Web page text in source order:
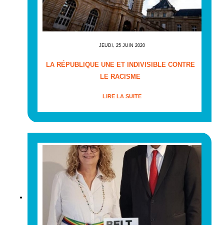
JEUDI, 25 JUIN 2020
LA RÉPUBLIQUE UNE ET INDIVISIBLE CONTRE
LE RACISME
LIRE LA SUITE